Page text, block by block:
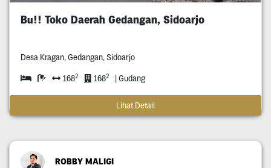
Bu!! Toko Daerah Gedangan, Sidoarjo
Desa Kragan, Gedangan, Sidoarjo
1682 1682 | Gudang
Lihat Detail
ROBBY MALIGI